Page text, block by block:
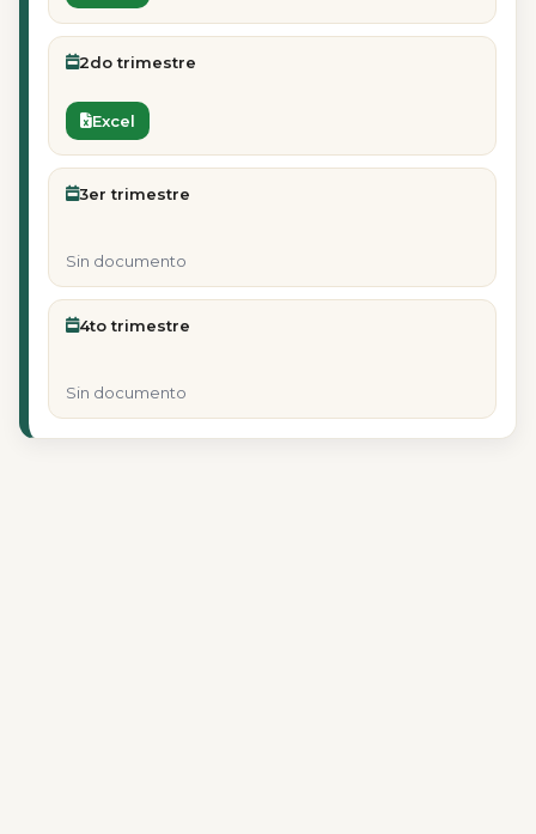
2do trimestre
Excel
3er trimestre
Sin documento
4to trimestre
Sin documento